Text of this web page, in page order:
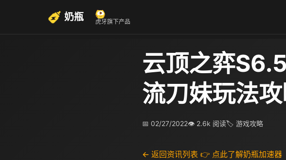
奶瓶 虎牙旗下产品
云顶之弈
流刀妹玩法
📅 02/27/2022👁 2.6k 阅读🏷 游戏攻略
← 返回资讯列表 👉 点此了解奶瓶加速器